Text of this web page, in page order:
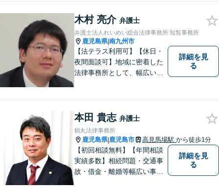
なさまと一緒に成長させてい
ただきたい。それが私たち，
みずほ法律事務所の思いで
す。
木村 亮介 弁護士
弁護士法人れいめい総合法律事務所 知覧事務所
鹿児島県|南九州市
【法テラス利用可】【休日・
夜間面談可】地域に密着した
法律事務所として、幅広い分
なことやお困りごとがござい
ましたらお早めにご相談くだ
さい。
詳細を見
る
本田 貴志 弁護士
鶴丸法律事務所
鹿児島県|鹿児島市 高見馬場駅 から徒歩1分
【初回相談無料】【年間相談
実績多数】相続問題・交通事
故・借金・離婚等幅広い事件
詳細を見
る